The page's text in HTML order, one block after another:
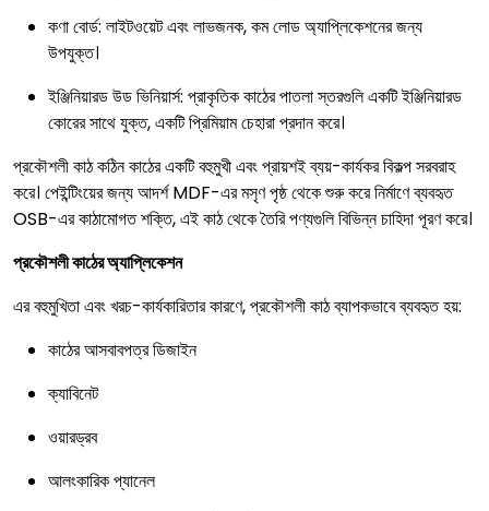
কণা বোর্ড: লাইটওয়েট এবং লাভজনক, কম লোড অ্যাপ্লিকেশনের জন্য
উপযুক্ত।
ইঞ্জিনিয়ারড উড ভিনিয়ার্স: প্রাকৃতিক কাঠের পাতলা স্তরগুলি একটি ইঞ্জিনিয়ারড
কোরের সাথে যুক্ত, একটি প্রিমিয়াম চেহারা প্রদান করে।
প্রকৌশলী কাঠ কঠিন কাঠের একটি বহুমুখী এবং প্রায়শই ব্যয়-কার্যকর বিকল্প সরবরাহ
করে। পেইন্টিংয়ের জন্য আদর্শ MDF-এর মসৃণ পৃষ্ঠ থেকে শুরু করে নির্মাণে ব্যবহৃত
OSB-এর কাঠামোগত শক্তি, এই কাঠ থেকে তৈরি পণ্যগুলি বিভিন্ন চাহিদা পূরণ করে।
প্রকৌশলী কাঠের অ্যাপ্লিকেশন
এর বহুমুখিতা এবং খরচ-কার্যকারিতার কারণে, প্রকৌশলী কাঠ ব্যাপকভাবে ব্যবহৃত হয়:
কাঠের আসবাবপত্র ডিজাইন
ক্যাবিনেট
ওয়ারড্রব
আলংকারিক প্যানেল